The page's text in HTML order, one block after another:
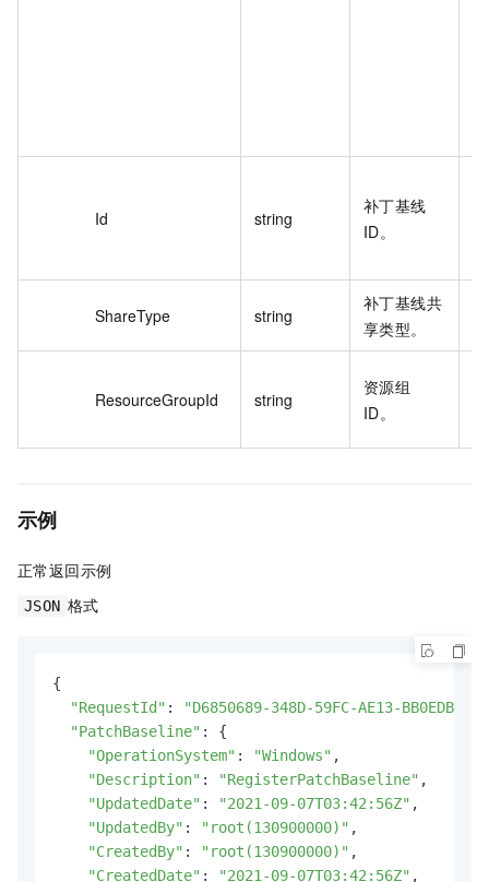
Id string
补丁基线
ID。
ShareType string
补丁基线共
享类型。
ResourceGroupId string
资源组
ID。
示例
正常返回示例
JSON 格式
{
"RequestId" :
"D6850689-348D-59FC-AE13-
"PatchBaseline" : {
"OperationSystem" : "Windows" ,
"Description" : "RegisterPatchBaseline" ,
"UpdatedDate" : "2021-09-07T03:42:56Z" ,
"UpdatedBy" : "root(130900000)" ,
"CreatedBy" : "root(130900000)" ,
"CreatedDate" : "2021-09-07T03:42:56Z" ,